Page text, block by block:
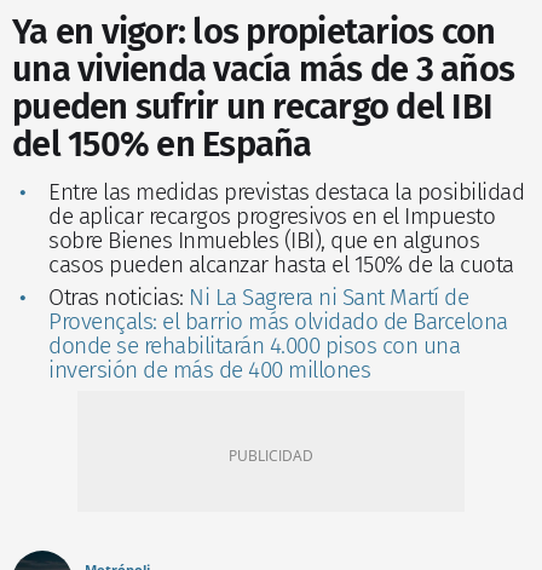
Ya en vigor: los propietarios con
una vivienda vacía más de 3 años
pueden sufrir un recargo del IBI
del 150% en España
Entre las medidas previstas destaca la posibilidad
de aplicar recargos progresivos en el Impuesto
sobre Bienes Inmuebles (IBI), que en algunos
casos pueden alcanzar hasta el 150% de la cuota
Otras noticias: Ni La Sagrera ni Sant Martí de
Provençals: el barrio más olvidado de Barcelona
donde se rehabilitarán 4.000 pisos con una
inversión de más de 400 millones